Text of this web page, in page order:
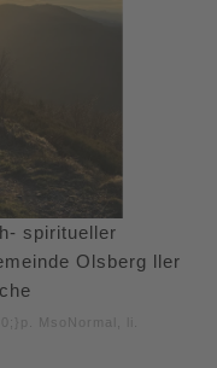
spiritueller
Olsberg ller
MsoNormal, li.